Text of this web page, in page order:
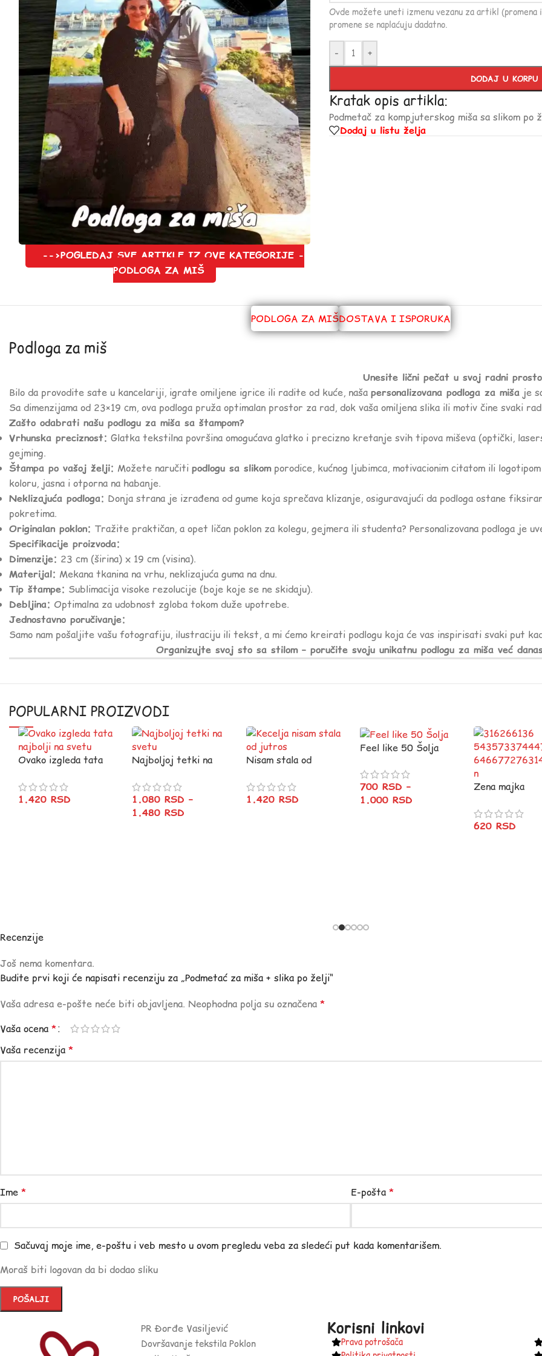
-->POGLEDAJ SVE ARTIKLE IZ OVE KATEGORIJE -
PODLOGA ZA MIŠ
Ovde možete uneti izmenu vezanu za artikl (promena
promene se naplaćuju dadatno.
- +
DODAJ U KORPU
Kratak opis artikla:
Podmetač za kompjuterskog miša sa slikom po
Dodaj u listu želja
PODLOGA ZA MIŠDOSTAVA I ISPORUKA
Podloga za miš
Unesite lični pečat u svoj radni
Bilo da provodite sate u kancelariji, igrate omiljene igrice ili radite od kuće, naša personalizovana podloga za miša je
Sa dimenzijama od 23×19 cm, ova podloga pruža optimalan prostor za rad, dok vaša omiljena slika ili motiv čine svaki
Zašto odabrati našu podlogu za miša sa štampom?
Vrhunska preciznost: Glatka tekstilna površina omogućava glatko i precizno kretanje svih tipova miševa (optički,
gejming.
Štampa po vašoj želji: Možete naručiti podlogu sa slikomporodice, kućnog ljubimca, motivacionim citatom ili
koloru, jasna i otporna na habanje.
Neklizajuća podloga: Donja strana je izrađena od gume koja sprečava klizanje, osiguravajući da podloga ostane
pokretima.
Originalan poklon: Tražite praktičan, a opet ličan poklon za kolegu, gejmera ili studenta? Personalizovana podloga je
Specifikacije proizvoda:
Dimenzije: 23 cm (širina) x 19 cm (visina).
Materijal: Mekana tkanina na vrhu, neklizajuća guma na dnu.
Tip štampe: Sublimacija visoke rezolucije (boje koje se ne skidaju).
Debljina: Optimalna za udobnost zgloba tokom duže upotrebe.
Jednostavno poručivanje:
Samo nam pošaljite vašu fotografiju, ilustraciju ili tekst, a mi ćemo kreirati podlogu koja će vas inspirisati svaki put
Organizujte svoj sto sa stilom – poručite svoju unikatnu podlogu za miša već
POPULARNI PROIZVODI
Ovako izgleda tata
1.420 RSD
Najboljoj tetki na
1.080RSD –
1.480RSD
Nisam stala od
1.420 RSD
Feel like 50 Šolja
700 RSD –
1.000 RSD
Zena majka
620RSD
Recenzije
Još nema komentara.
Budite prvi koji će napisati recenziju za „Podmetać za miša + slika po želji“
Vaša adresa e-pošte neće biti objavljena. Neophodna polja su označena *
Vaša ocena *
Vaša recenzija *
Ime * E-pošta *
Sačuvaj moje ime, e-poštu i veb mesto u ovom pregledu veba za sledeći put kada komentarišem.
Moraš biti logovan da bi dodao sliku
PR Đorđe Vasiljević
Dovršavanje tekstila Poklon
Korisni linkovi
Prava potrošača